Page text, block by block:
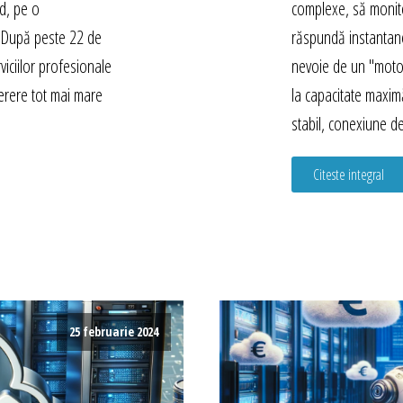
pe o
peste 22 de
profesionale
tot mai mare
complexe, să
răspundă
nevoie de un
la capacitate
stabil, conexiune
Citeste integral
25 februarie 2024